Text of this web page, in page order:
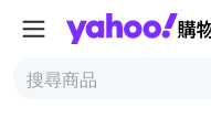
簡介 評價 (1)